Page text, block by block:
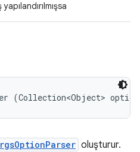
(Collection<Object>
oluşturur.